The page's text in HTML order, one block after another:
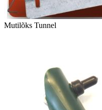
Mutilõks Tunnel